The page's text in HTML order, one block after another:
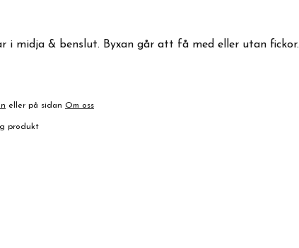
i midja & benslut. Byxan går att få med eller utan fickor.
eller på sidan Om oss
produkt